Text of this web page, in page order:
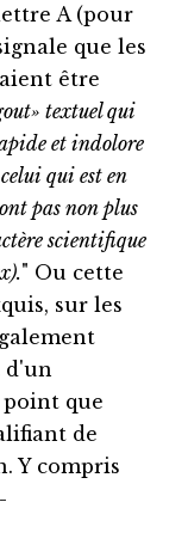
A (pour
que les
être
textuel qui
et indolore
qui est en
pas non plus
scientifique
" Ou cette
sur les
d'un
point que
de
Y compris